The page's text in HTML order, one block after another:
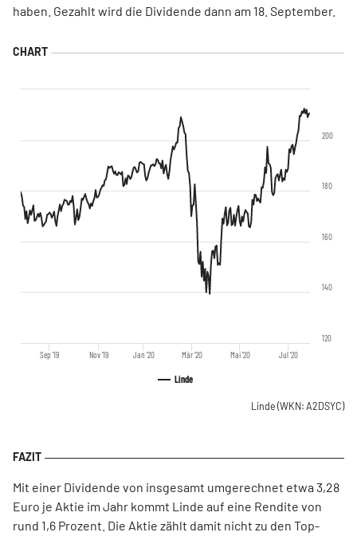
haben. Gezahlt wird die Dividende dann am 18. September.
Linde
Sep '19 Nov '19 Jan '20 Mär '20 Mai '20 Jul '20
120
140
160
180
200
Linde (WKN: A2DSYC)
Mit einer Dividende von insgesamt umgerechnet etwa 3,28
Euro je Aktie im Jahr kommt Linde auf eine Rendite von
rund 1,6 Prozent. Die Aktie zählt damit nicht zu den Top-